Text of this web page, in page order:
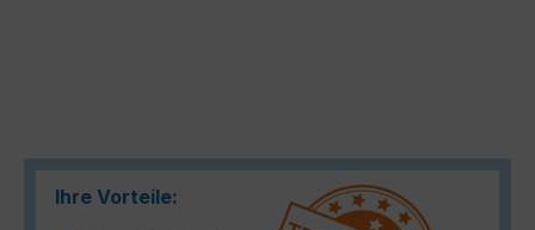
Ihre Vorteile: